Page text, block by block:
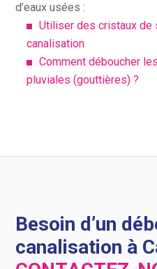
d’eaux usées :
Utiliser des cristaux de
canalisation
Comment déboucher
pluviales (gouttières) ?
Besoin d’un
canalisation à